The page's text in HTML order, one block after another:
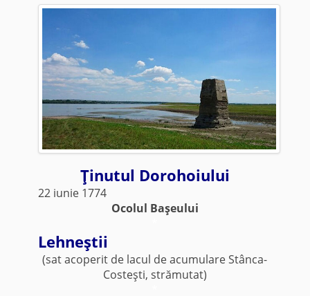
Ţinutul Dorohoiului
22 iunie 1774
Ocolul Başeului
Lehneştii
(sat acoperit de lacul de acumulare Stânca-
Costeşti, strămutat)